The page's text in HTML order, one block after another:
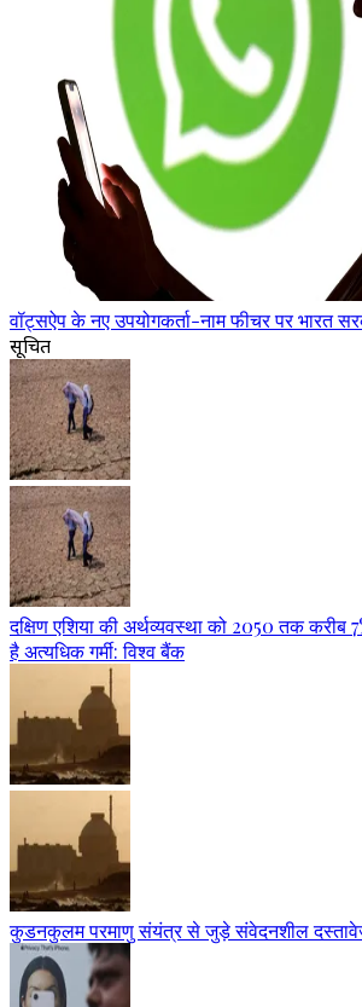
वॉट्सऐप के नए उपयोगकर्ता-नाम फीचर पर भारत
सूचित
दक्षिण एशिया की अर्थव्यवस्था को 2050 तक
है अत्यधिक गर्मी: विश्व बैंक
कुडनकुलम परमाणु संयंत्र से जुड़े संवेदनशील